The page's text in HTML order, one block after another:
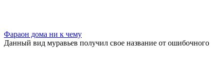
Фараон дома ни к чему
Данный вид муравьев получил свое название от ошибочного